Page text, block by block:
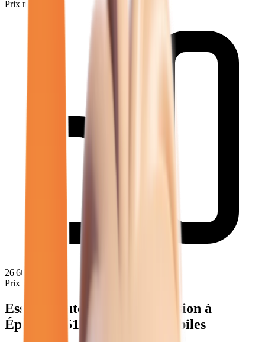
Prix minimum
26 609
Prix moyen
Essence Automatique d'occasion à
Épernay
51 ) - Atlas Automobiles